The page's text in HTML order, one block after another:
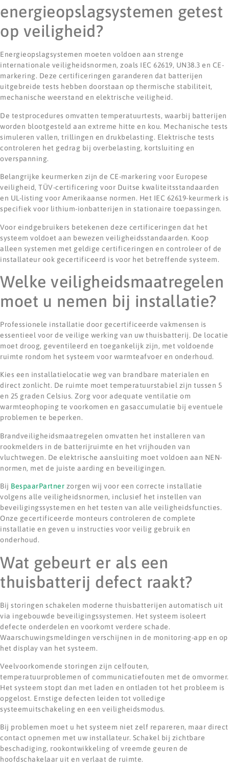
energieopslagsystemen getest
op veiligheid?
Energieopslagsystemen moeten voldoen aan strenge
internationale veiligheidsnormen, zoals IEC 62619, UN38.3 en CE-
markering. Deze certificeringen garanderen dat batterijen
uitgebreide tests hebben doorstaan op thermische stabiliteit,
mechanische weerstand en elektrische veiligheid.
De testprocedures omvatten temperatuurtests, waarbij batterijen
worden blootgesteld aan extreme hitte en kou. Mechanische tests
simuleren vallen, trillingen en drukbelasting. Elektrische tests
controleren het gedrag bij overbelasting, kortsluiting en
overspanning.
Belangrijke keurmerken zijn de CE-markering voor Europese
veiligheid, TÜV-certificering voor Duitse kwaliteitsstandaarden
en UL-listing voor Amerikaanse normen. Het IEC 62619-keurmerk is
specifiek voor lithium-ionbatterijen in stationaire toepassingen.
Voor eindgebruikers betekenen deze certificeringen dat het
systeem voldoet aan bewezen veiligheidsstandaarden. Koop
alleen systemen met geldige certificeringen en controleer of de
installateur ook gecertificeerd is voor het betreffende systeem.
Welke veiligheidsmaatregelen
moet u nemen bij installatie?
Professionele installatie door gecertificeerde vakmensen is
essentieel voor de veilige werking van uw thuisbatterij. De locatie
moet droog, geventileerd en toegankelijk zijn, met voldoende
ruimte rondom het systeem voor warmteafvoer en onderhoud.
Kies een installatielocatie weg van brandbare materialen en
direct zonlicht. De ruimte moet temperatuurstabiel zijn tussen 5
en 25 graden Celsius. Zorg voor adequate ventilatie om
warmteophoping te voorkomen en gasaccumulatie bij eventuele
problemen te beperken.
Brandveiligheidsmaatregelen omvatten het installeren van
rookmelders in de batterijruimte en het vrijhouden van
vluchtwegen. De elektrische aansluiting moet voldoen aan NEN-
normen, met de juiste aarding en beveiligingen.
Bij BespaarPartner zorgen wij voor een correcte installatie
volgens alle veiligheidsnormen, inclusief het instellen van
beveiligingssystemen en het testen van alle veiligheidsfuncties.
Onze gecertificeerde monteurs controleren de complete
installatie en geven u instructies voor veilig gebruik en
onderhoud.
Wat gebeurt er als een
thuisbatterij defect raakt?
Bij storingen schakelen moderne thuisbatterijen automatisch uit
via ingebouwde beveiligingssystemen. Het systeem isoleert
defecte onderdelen en voorkomt verdere schade.
Waarschuwingsmeldingen verschijnen in de monitoring-app en op
het display van het systeem.
Veelvoorkomende storingen zijn celfouten,
temperatuurproblemen of communicatiefouten met de omvormer.
Het systeem stopt dan met laden en ontladen tot het probleem is
opgelost. Ernstige defecten leiden tot volledige
systeemuitschakeling en een veiligheidsmodus.
Bij problemen moet u het systeem niet zelf repareren, maar direct
contact opnemen met uw installateur. Schakel bij zichtbare
beschadiging, rookontwikkeling of vreemde geuren de
hoofdschakelaar uit en verlaat de ruimte.